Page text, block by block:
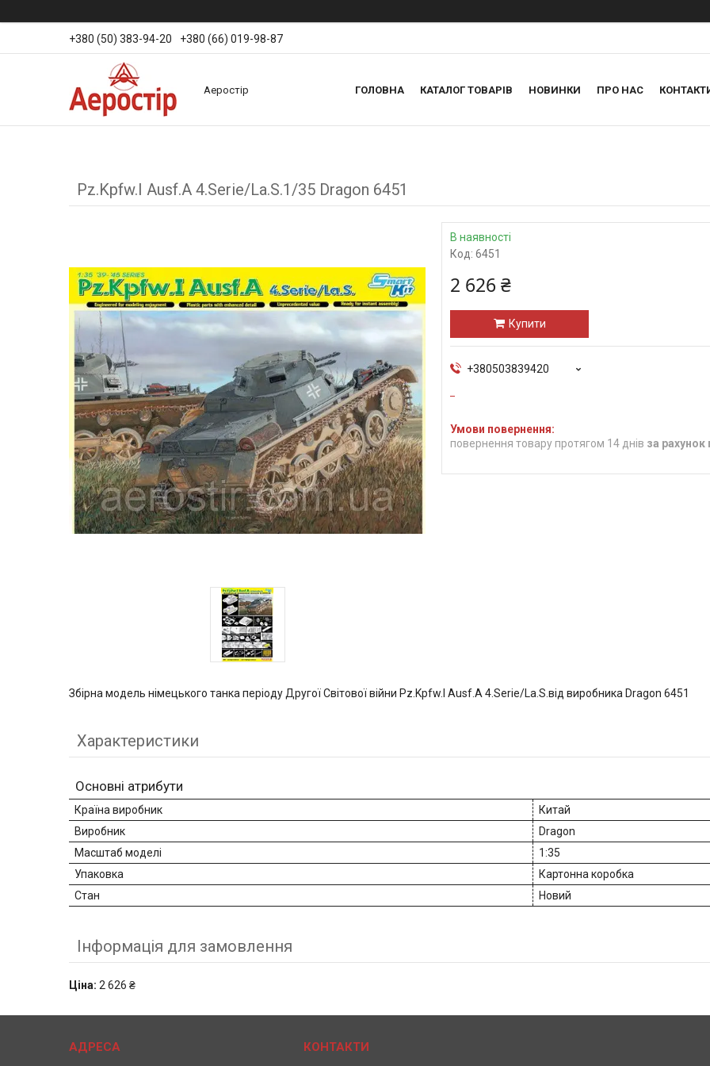
+380 (50) 383-94-20 +380 (66) 019-98-87
Аеростір ГОЛОВНА КАТАЛОГ ТОВАРІВ НОВИНКИ ПРО НАС
Pz.Kpfw.I Ausf.A 4.Serie/La.S.1/35 Dragon 6451
В наявності
Код: 6451
2 626 ₴
Купити
+380503839420
повернення товару протягом 14 днів за рахунок
Збірна модель німецького танка періоду Другої Світової війни Pz.Kpfw.I Ausf.A 4.Serie/La.S.від виробника Dragon 6451
Характеристики
Основні атрибути
Країна виробник
Китай
Виробник
Dragon
Масштаб моделі
1:35
Упаковка
Картонна коробка
Стан
Новий
Інформація для замовлення
Ціна: 2 626 ₴